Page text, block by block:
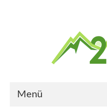
Menü